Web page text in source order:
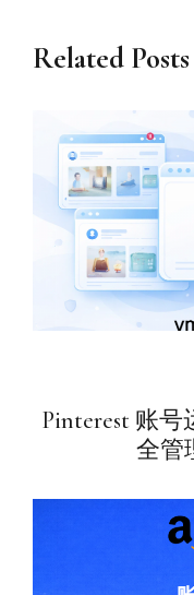
Related Posts
Pinterest 账
全管